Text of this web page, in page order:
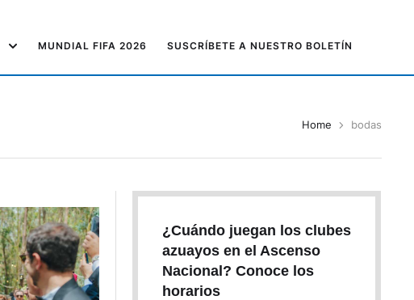
MUNDIAL FIFA 2026 SUSCRÍBETE A NUESTRO BOLETÍN
Home bodas
¿Cuándo juegan los clubes
azuayos en el Ascenso
Nacional? Conoce los
horarios